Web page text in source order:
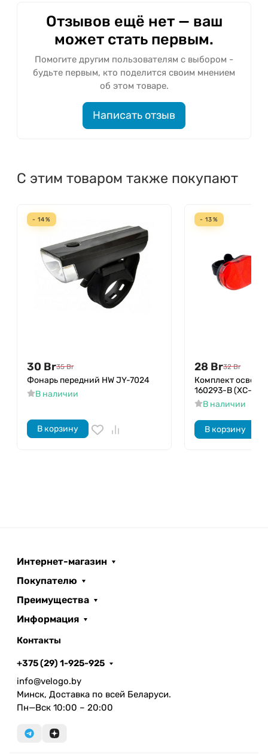
Отзывов ещё нет — ваш
может стать первым.
Помогите другим пользователям с выбором -
будьте первым, кто поделится своим мнением
об этом товаре.
Написать отзыв
С этим товаром также покупают
- 14%
30 Br35 Br
Фонарь передний HW JY-7024
В наличии
В корзину
- 13%
28 Br32 Br
Комплект
160293-B (XC-
В наличии
В корзину
Интернет-магазин
Покупателю
Преимущества
Информация
Контакты
+375 (29) 1-925-925
info@velogo.by
Минск, Доставка по всей Беларуси.
Пн—Вск 10:00 – 20:00